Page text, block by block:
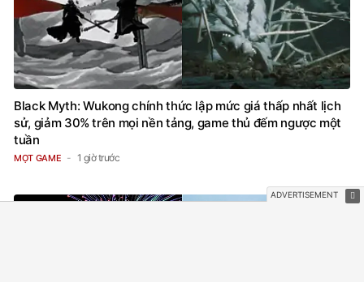
Black Myth: Wukong chính thức lập mức giá thấp nhất lịch
sử, giảm 30% trên mọi nền tảng, game thủ đếm ngược một
tuần
MỌT GAME 1 giờ trước